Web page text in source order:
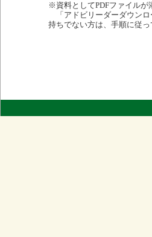
※資料としてPDFファイルが
「アドビリーダーダウンロ
持ちでない方は、手順に従